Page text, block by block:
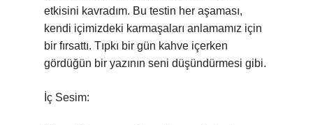
etkisini kavradım. Bu testin her aşaması,
kendi içimizdeki karmaşaları anlamamız için
bir fırsattı. Tıpkı bir gün kahve içerken
gördüğün bir yazının seni düşündürmesi gibi.
İç Sesim: